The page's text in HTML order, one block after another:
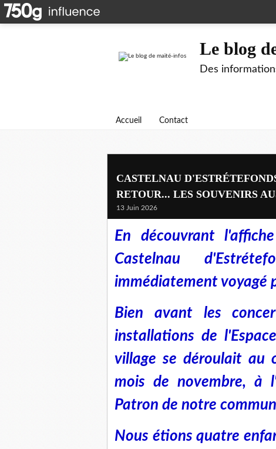
Le blog
Des
Accueil Contact
CASTELNAU
RETOUR... LES SOUVENIRS
13 Juin 2026
En découvrant
Castelnau
immédiatement voyagé
Bien avant les
installations de
village se déroulait au
mois de novembre, à
Patron de notre
Nous étions quatre